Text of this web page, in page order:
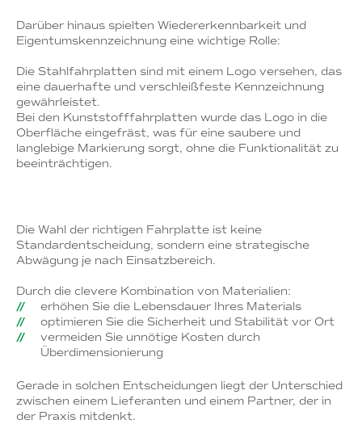
Darüber hinaus spielten Wiedererkennbarkeit und
Eigentumskennzeichnung eine wichtige Rolle:
Die Stahlfahrplatten sind mit einem Logo versehen, das
eine dauerhafte und verschleißfeste Kennzeichnung
gewährleistet.
Bei den Kunststofffahrplatten wurde das Logo in die
Oberfläche eingefräst, was für eine saubere und
langlebige Markierung sorgt, ohne die Funktionalität zu
beeinträchtigen.
Die Wahl der richtigen Fahrplatte ist keine
Standardentscheidung, sondern eine strategische
Abwägung je nach Einsatzbereich.
Durch die clevere Kombination von Materialien:
erhöhen Sie die Lebensdauer Ihres Materials
optimieren Sie die Sicherheit und Stabilität vor Ort
vermeiden Sie unnötige Kosten durch
Überdimensionierung
Gerade in solchen Entscheidungen liegt der Unterschied
zwischen einem Lieferanten und einem Partner, der in
der Praxis mitdenkt.